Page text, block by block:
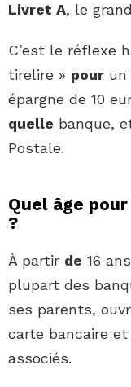
Livret A, le
C’est le réflexe
tirelire » pour un
épargne de 10
quelle banque,
Postale.
Quel âge
?
À partir de 16
plupart des
ses parents,
carte bancaire
associés.